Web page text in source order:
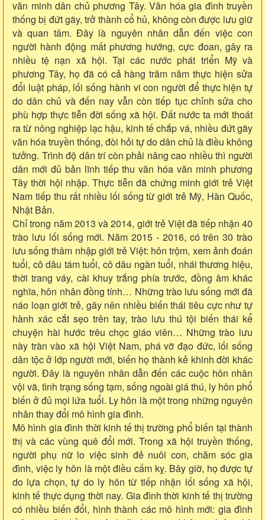
văn minh dân chủ phương Tây. Văn hóa gia đình truyền
thống bị đứt gãy, trở thành cổ hủ, không còn được lưu giữ
và quan tâm. Đây là nguyên nhân dẫn đến việc con
người hành động mất phương hướng, cực đoan, gây ra
nhiều tệ nạn xã hội. Tại các nước phát triển Mỹ và
phương Tây, họ đã có cả hàng trăm năm thực hiện sửa
đổi luật pháp, lối sống hành vi con người để thực hiện tự
do dân chủ và đến nay vẫn còn tiếp tục chỉnh sửa cho
phù hợp thực tiễn đời sống xã hội. Đất nước ta mới thoát
ra từ nông nghiệp lạc hậu, kinh tế chắp vá, nhiều đứt gãy
văn hóa truyền thống, đòi hỏi tự do dân chủ là điều không
tưởng. Trình độ dân trí còn phải nâng cao nhiều thì người
dân mới đủ bản lĩnh tiếp thu văn hóa văn minh phương
Tây thời hội nhập. Thực tiễn đã chứng minh giới trẻ Việt
Nam tiếp thu rất nhiều lối sống từ giới trẻ Mỹ, Hàn Quốc,
Nhật Bản.
Chỉ trong năm 2013 và 2014, giới trẻ Việt đã tiếp nhận 40
trào lưu lối sống mới. Năm 2015 - 2016, có trên 30 trào
lưu sống thâm nhập giới trẻ Việt: hôn trộm, xem ảnh đoán
tuổi, cô dâu tám tuổi, cô dâu ngàn tuổi, nhái thương hiệu,
thời trang váy, cài khuy trắng phía trước, đồng âm khác
nghĩa, hôn nhân đồng tính… Những trào lưu sống mới đã
náo loạn giới trẻ, gây nên nhiều biến thái tiêu cực như tự
hành xác cắt sẹo trên tay, trào lưu thú tội biến thái kể
chuyện hài hước trêu chọc giáo viên… Những trào lưu
này tràn vào xã hội Việt Nam, phá vỡ đạo đức, lối sống
dân tộc ở lớp người mới, biến họ thành kẻ khinh đời khác
người. Đây là nguyên nhân dẫn đến các cuộc hôn nhân
vội vã, tình trạng sống tạm, sống ngoài giá thú, ly hôn phổ
biến ở đủ mọi lứa tuổi. Ly hôn là một trong những nguyên
nhân thay đổi mô hình gia đình.
Mô hình gia đình thời kinh tế thị trường phổ biến tại thành
thị và các vùng quê đổi mới. Trong xã hội truyền thống,
người phụ nữ lo việc sinh đẻ nuôi con, chăm sóc gia
đình, việc ly hôn là một điều cấm kỵ. Bây giờ, họ được tự
do lựa chọn, tự do ly hôn từ tiếp nhận lối sống xã hội,
kinh tế thực dụng thời nay. Gia đình thời kinh tế thị trường
có nhiều biến đổi, hình thành các mô hình mới: gia đình